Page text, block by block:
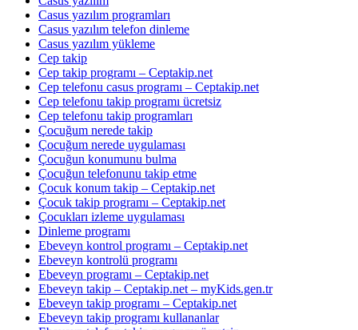
Casus yazılım programları
Casus yazılım telefon dinleme
Casus yazılım yükleme
Cep takip
Cep takip programı – Ceptakip.net
Cep telefonu casus programı – Ceptakip.net
Cep telefonu takip programı ücretsiz
Cep telefonu takip programları
Çocuğum nerede takip
Çocuğum nerede uygulaması
Çocuğun konumunu bulma
Çocuğun telefonunu takip etme
Çocuk konum takip – Ceptakip.net
Çocuk takip programı – Ceptakip.net
Çocukları izleme uygulaması
Dinleme programı
Ebeveyn kontrol programı – Ceptakip.net
Ebeveyn kontrolü programı
Ebeveyn programı – Ceptakip.net
Ebeveyn takip – Ceptakip.net – myKids.gen.tr
Ebeveyn takip programı – Ceptakip.net
Ebeveyn takip programı kullananlar